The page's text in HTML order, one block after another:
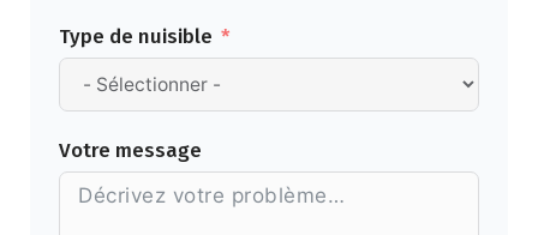
Type de nuisible
Votre message